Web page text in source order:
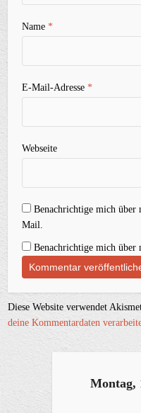
Name*
E-Mail-Adresse*
Webseite
Benachrichtige mich über
Mail.
Benachrichtige mich über
Diese Website verwendet
deine Kommentardaten
Montag,